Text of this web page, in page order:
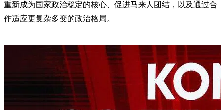
重新成为国家政治稳定的核心、促进马来人团结，以及通过合
作适应更复杂多变的政治格局。